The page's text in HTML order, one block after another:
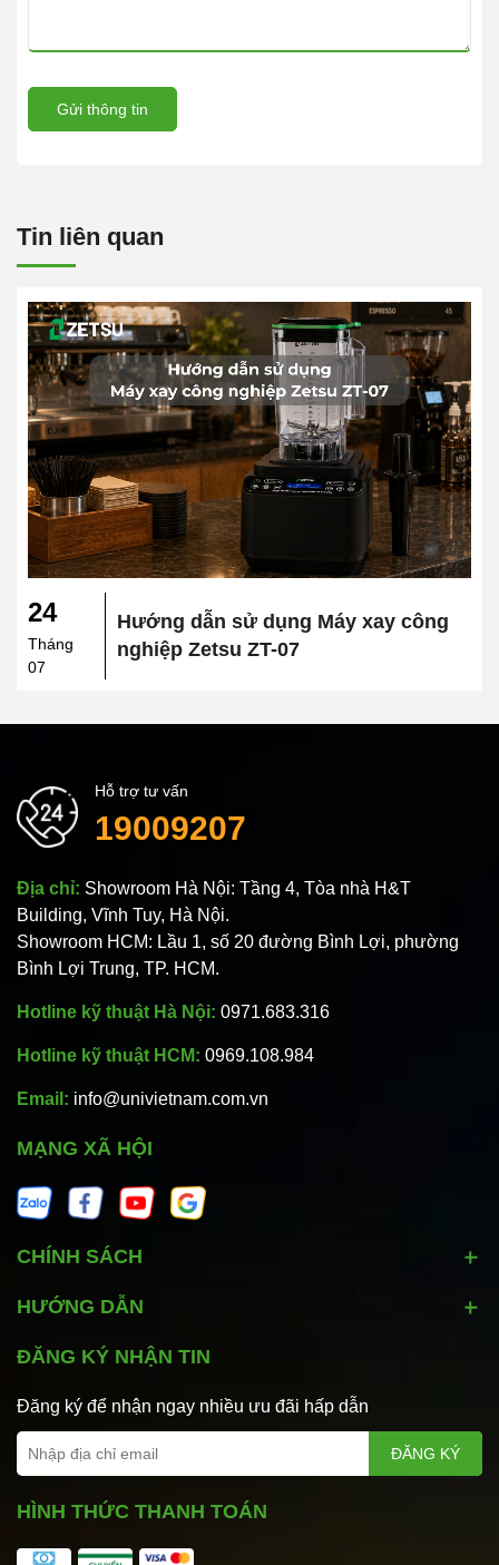
Gửi thông tin
Tin liên quan
24
Tháng
07
Hướng dẫn sử dụng Máy xay công
nghiệp Zetsu ZT-07
Hỗ trợ tư vấn
19009207
Địa chỉ: Showroom Hà Nội: Tầng 4, Tòa nhà H&T
Building, Vĩnh Tuy, Hà Nội.
Showroom HCM: Lầu 1, số 20 đường Bình Lợi, phường
Bình Lợi Trung, TP. HCM.
Hotline kỹ thuật Hà Nội: 0971.683.316
Hotline kỹ thuật HCM: 0969.108.984
Email: info@univietnam.com.vn
MẠNG XÃ HỘI
CHÍNH SÁCH
HƯỚNG DẪN
ĐĂNG KÝ NHẬN TIN
Đăng ký để nhận ngay nhiều ưu đãi hấp dẫn
ĐĂNG KÝ
HÌNH THỨC THANH TOÁN